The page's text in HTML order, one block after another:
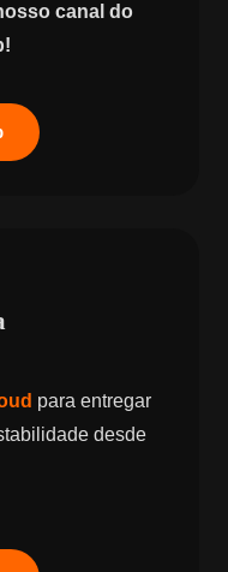
canal do
para entregar
desde